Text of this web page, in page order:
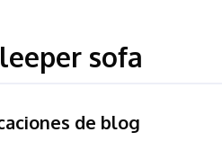
sofa
de blog